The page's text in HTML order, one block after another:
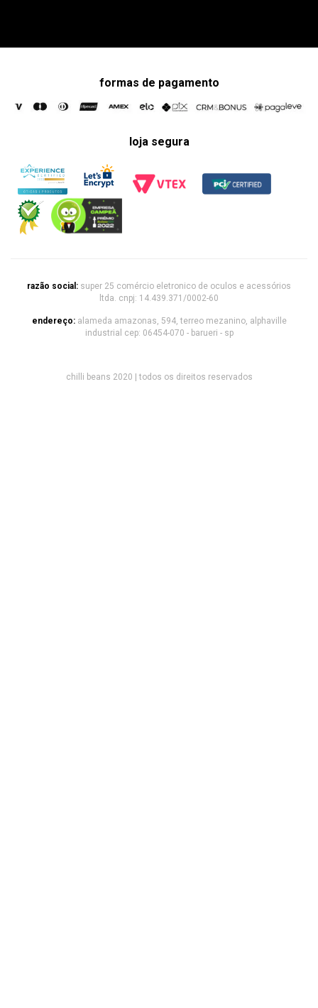
formas de pagamento
loja segura
razão social: super 25 comércio eletronico de oculos e acessórios
ltda. cnpj: 14.439.371/0002-60
endereço: alameda amazonas, 594, terreo mezanino, alphaville
industrial cep: 06454-070 - barueri - sp
chilli beans 2020 | todos os direitos reservados